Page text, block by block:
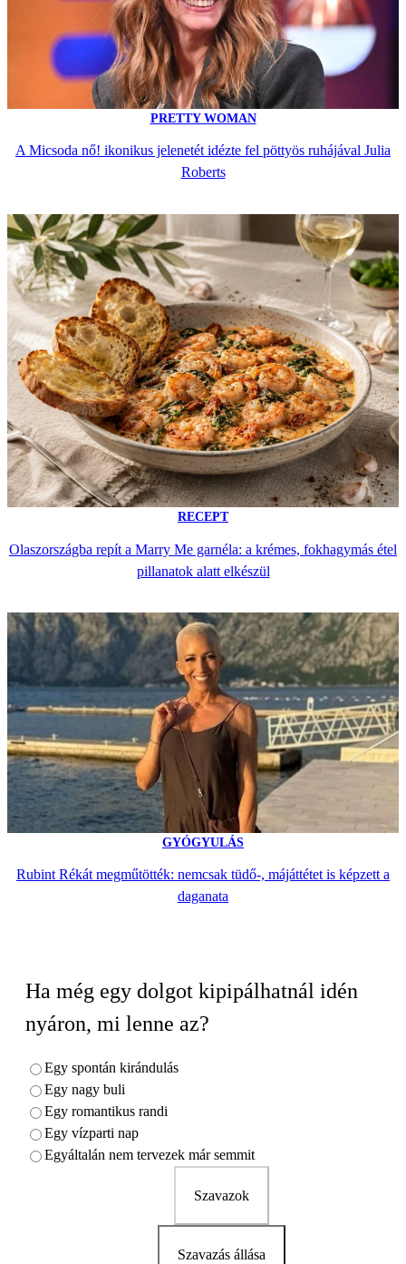
PRETTY WOMAN
A Micsoda nő! ikonikus jelenetét idézte fel pöttyös ruhájával Julia
Roberts
RECEPT
Olaszországba repít a Marry Me garnéla: a krémes, fokhagymás étel
pillanatok alatt elkészül
GYÓGYULÁS
Rubint Rékát megműtötték: nemcsak tüdő-, májáttétet is képzett a
daganata
Ha még egy dolgot kipipálhatnál idén
nyáron, mi lenne az?
Egy spontán kirándulás
Egy nagy buli
Egy romantikus randi
Egy vízparti nap
Egyáltalán nem tervezek már semmit
Szavazok
Szavazás állása